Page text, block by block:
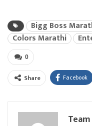
Bigg Boss
Colors Marathi
0
Share Facebook